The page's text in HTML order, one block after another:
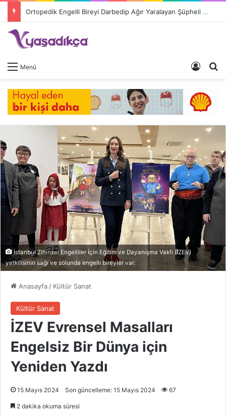
Ortopedik Engelli Bireyi Darbedip Ağır Yaralayan Şüpheli Tutuklandı
Menü Giriş
İstanbul Zihinsel Engelliler İçin Eğitim ve Dayanışma Vakfı (İZEV)
yetkilisinin sağı ve solunda engelli bireyler var.
Anasayfa / Kültür Sanat
Kültür Sanat
İZEV Evrensel Masalları
Engelsiz Bir Dünya için
Yeniden Yazdı
15 Mayıs 2024 Son güncelleme: 15 Mayıs 2024 67
2 dakika okuma süresi